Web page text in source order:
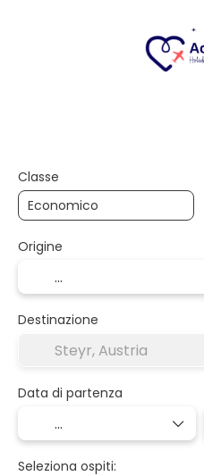
Classe
Origine
Destinazione
Data di partenza
Seleziona ospiti: